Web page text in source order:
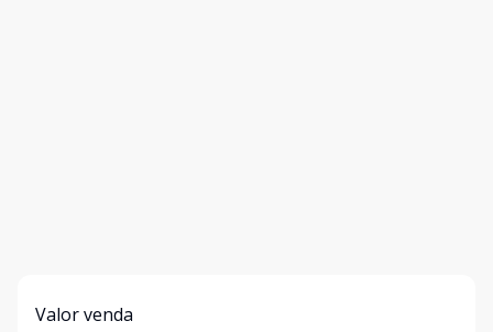
Valor venda